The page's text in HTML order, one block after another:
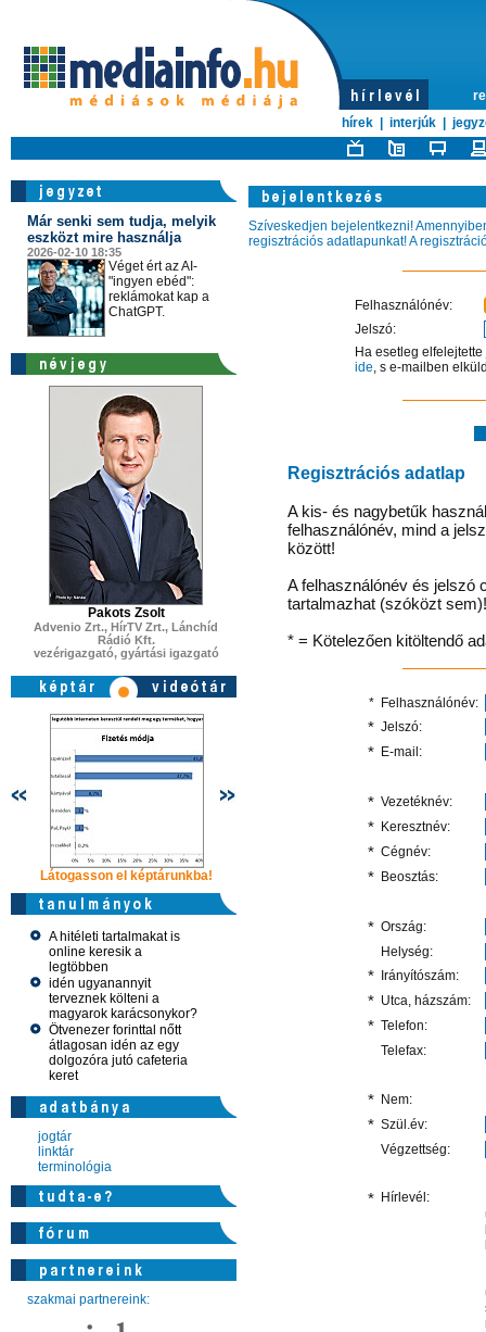
hírek
interjúk
Már senki sem tudja, melyik
eszközt mire használja
2026-02-10 18:35
Véget ért az AI-
"ingyen ebéd":
reklámokat kap a
ChatGPT.
Pakots Zsolt
Advenio Zrt., HírTV Zrt., Lánchíd
Rádió Kft.
vezérigazgató, gyártási igazgató
Látogasson el képtárunkba! Látogasson el képtárunkba! Látogasson
A hitéleti tartalmakat is
online keresik a
legtöbben
idén ugyanannyit
terveznek költeni a
magyarok karácsonykor?
Ötvenezer forinttal nőtt
átlagosan idén az egy
dolgozóra jutó cafeteria
keret
jogtár
linktár
terminológia
szakmai partnereink:
Szíveskedjen bejelentkezni!
regisztrációs adatlapunkat! A
Felhasználónév:
Jelszó:
Ha esetleg
ide, s e-mailben
Regisztrációs adatlap
A kis- és nagybetűk
felhasználónév, mind a
között!
A felhasználónév és jelszó
tartalmazhat (szóközt sem)!
* = Kötelezően kitöltendő
* Felhasználónév:
* Jelszó:
* E-mail:
* Vezetéknév:
* Keresztnév:
* Cégnév:
* Beosztás:
* Ország:
Helység:
* Irányítószám:
* Utca, házszám:
* Telefon:
Telefax:
* Nem:
* Szül.év:
Végzettség:
* Hírlevél: